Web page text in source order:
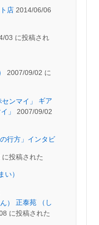
店 2014/06/06
03 に投稿され
2007/09/02 に
ギア
」
2007/09/02
の行方」インタビ
投稿された
い）
正泰苑 （し
に投稿された